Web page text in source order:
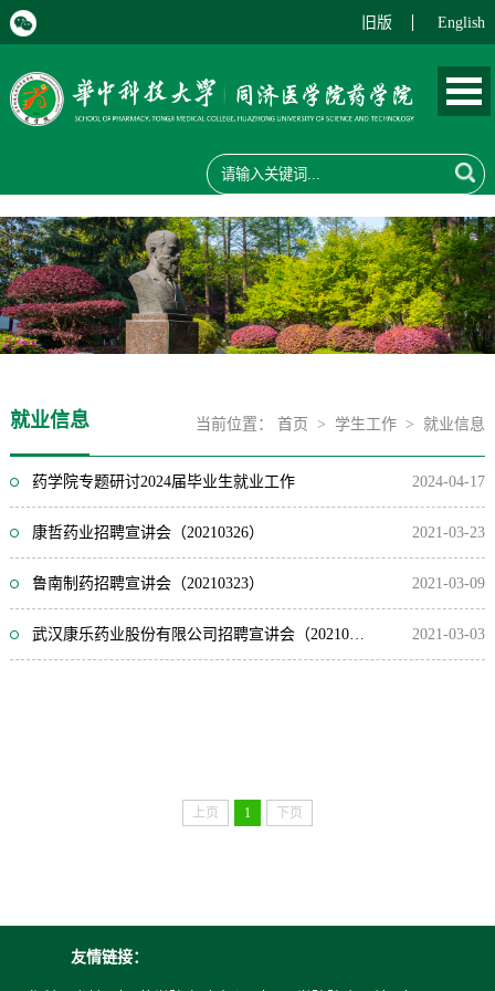
旧版 English
就业信息 当前位置：首页 > 学生工作 >就业信息
药学院专题研讨2024届毕业生就业工作 2024-04-17
康哲药业招聘宣讲会（20210326） 2021-03-23
鲁南制药招聘宣讲会（20210323） 2021-03-09
武汉康乐药业股份有限公司招聘宣讲会（20210304） 2021-03-03
上页 1 下页
友情链接：